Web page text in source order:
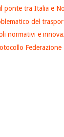
ponte tra Italia e
del
normativi e
Federazione